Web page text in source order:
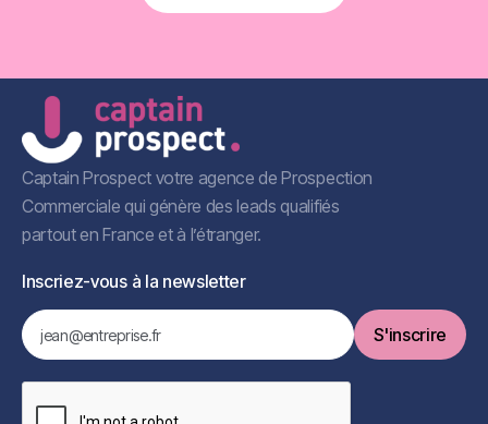
Book a Free Call
Captain Prospect votre agence de Prospection
Commerciale qui génère des leads qualifiés
partout en France et à l’étranger.
Inscriez-vous à la newsletter